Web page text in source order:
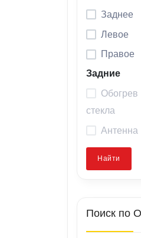
Заднее
Левое
Правое
Задние
Обогрев
стекла
Антенна
Найти
Поиск по